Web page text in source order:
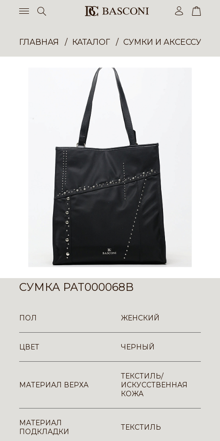
ГЛАВНАЯ КАТАЛОГ СУМКИ И
СУМКА PAT000068B
ПОЛ ЖЕНСКИЙ
ЦВЕТ ЧЕРНЫЙ
МАТЕРИАЛ ВЕРХА
ТЕКСТИЛЬ/
ИСКУССТВЕННАЯ
КОЖА
МАТЕРИАЛ
ПОДКЛАДКИ
ТЕКСТИЛЬ